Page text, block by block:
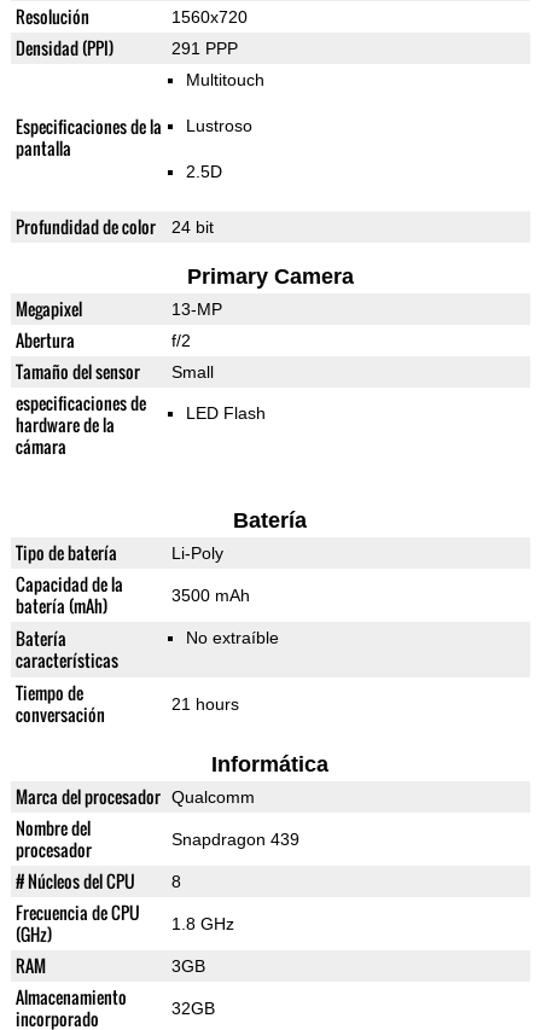
Resolución 1560x720
Densidad (PPI) 291 PPP
Especificaciones de la
pantalla
Multitouch
Lustroso
2.5D
Profundidad de color 24 bit
Primary Camera
Megapixel 13-MP
Abertura f/2
Tamaño del sensor Small
especificaciones de
hardware de la
cámara
LED Flash
Batería
Tipo de batería Li-Poly
Capacidad de la
batería (mAh)
3500 mAh
Batería
características
No extraíble
Tiempo de
conversación
21 hours
Informática
Marca del procesador Qualcomm
Nombre del
procesador
Snapdragon 439
# Núcleos del CPU 8
Frecuencia de CPU
(GHz)
1.8 GHz
RAM 3GB
Almacenamiento
incorporado
32GB